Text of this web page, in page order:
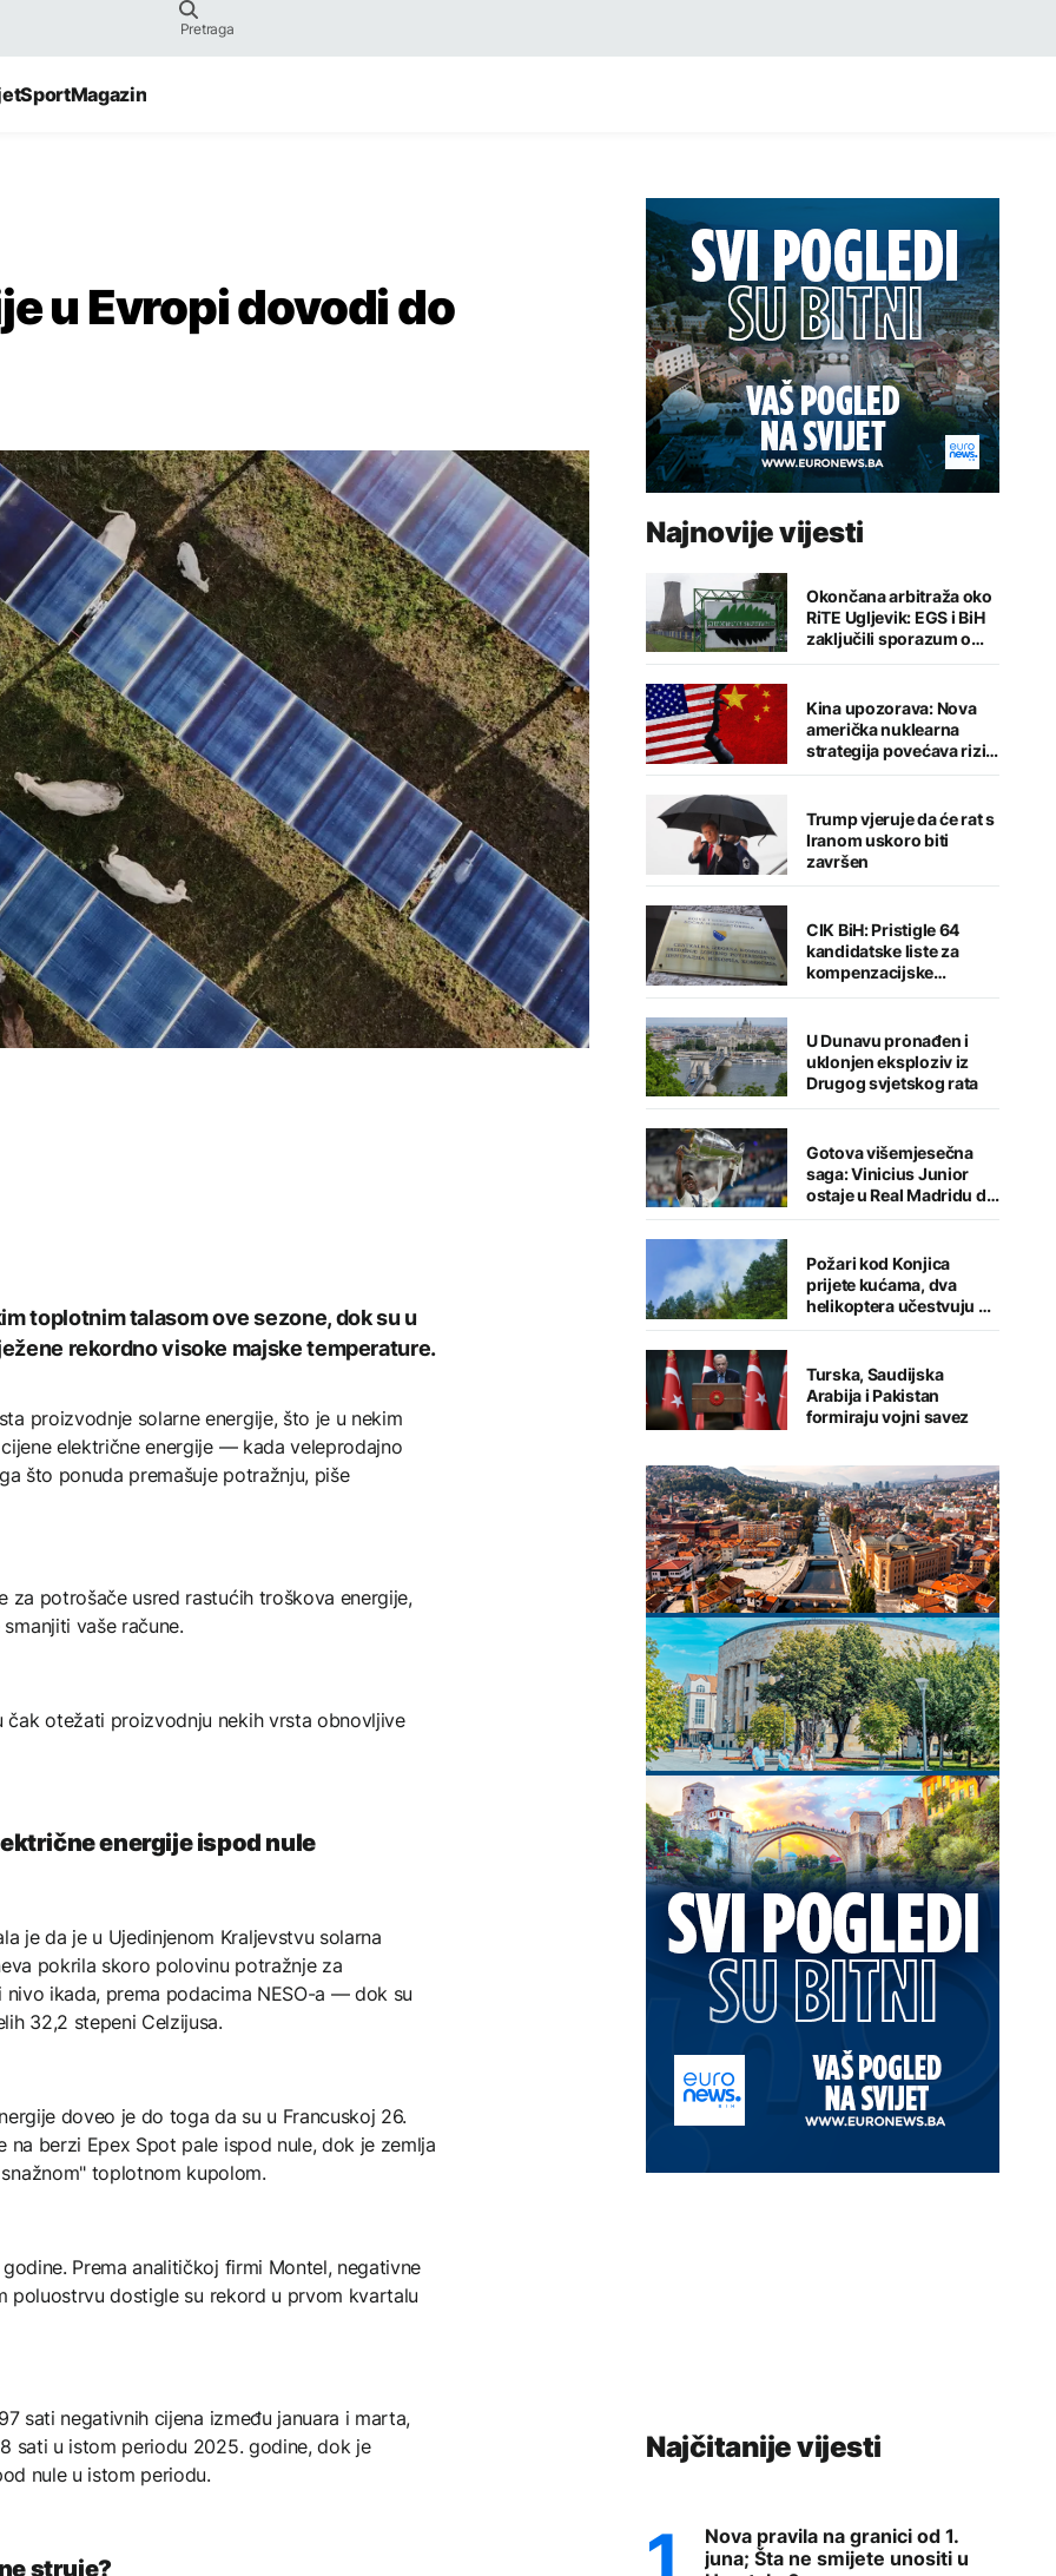
SportMagazin
u Evropi dovodi do
toplotnim talasom ove sezone, dok su u
rekordno visoke majske temperature.
proizvodnje solarne energije, što je u nekim
električne energije — kada veleprodajno
što ponuda premašuje potražnju, piše
za potrošače usred rastućih troškova energije,
vaše račune.
otežati proizvodnju nekih vrsta obnovljive
energije ispod nule
je da je u Ujedinjenom Kraljevstvu solarna
pokrila skoro polovinu potražnje za
ikada, prema podacima NESO-a — dok su
32,2 stepeni Celzijusa.
doveo je do toga da su u Francuskoj 26.
na berzi Epex Spot pale ispod nule, dok je zemlja
toplotnom kupolom.
Prema analitičkoj firmi Montel, negativne
poluostrvu dostigle su rekord u prvom kvartalu
sati negativnih cijena između januara i marta,
sati u istom periodu 2025. godine, dok je
nule u istom periodu.
struje?
Najnovije vijesti
Okončana arbitraža oko
RiTE Ugljevik: EGS i BiH
zaključili sporazum o
nagodbi
Kina upozorava: Nova
američka nuklearna
strategija povećava rizik
od globalnog sukoba
Trump vjeruje da će rat s
Iranom uskoro biti
završen
CIK BiH: Pristigle 64
kandidatske liste za
kompenzacijske
mandate
U Dunavu pronađen i
uklonjen eksploziv iz
Drugog svjetskog rata
Gotova višemjesečna
saga: Vinicius Junior
ostaje u Real Madridu do
2032. godine
Požari kod Konjica
prijete kućama, dva
helikoptera učestvuju u
gašenju
Turska, Saudijska
Arabija i Pakistan
formiraju vojni savez
Najčitanije vijesti
Nova pravila na granici od 1.
juna; Šta ne smijete unositi u